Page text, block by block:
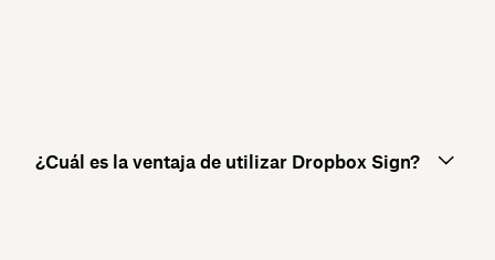
¿Cuál es la ventaja de utilizar Dropbox Sign?